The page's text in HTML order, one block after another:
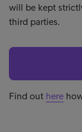
will be kept
third parties.
Find out here